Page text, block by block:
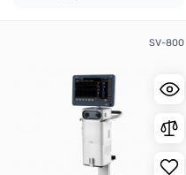
SV-800